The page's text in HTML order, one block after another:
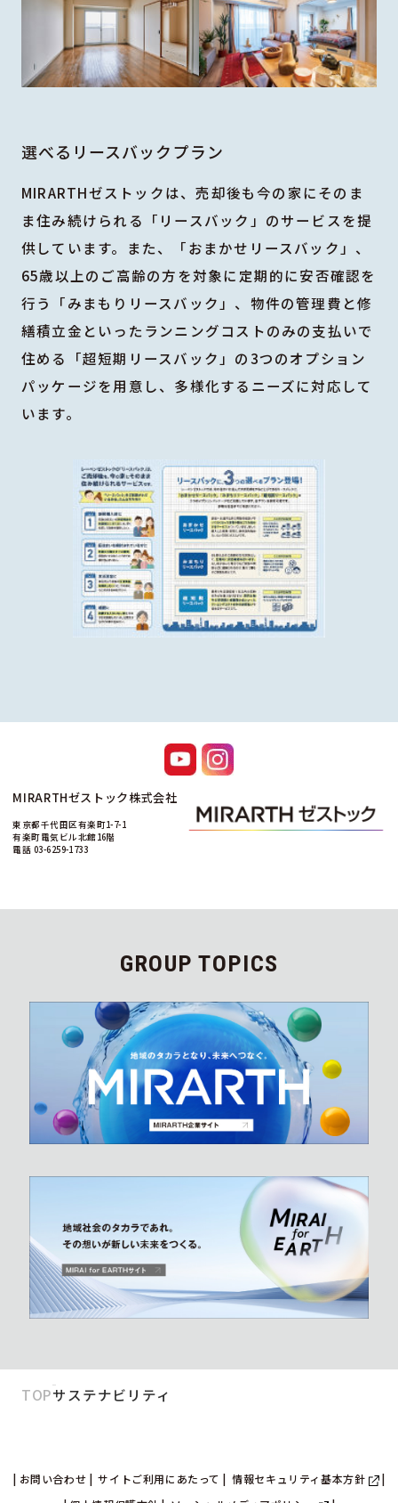
選べるリースバックプラン
MIRARTHゼストックは、売却後も今の家にそのま
ま住み続けられる「リースバック」のサービスを提
供しています。また、「おまかせリースバック」、
65歳以上のご高齢の方を対象に定期的に安否確認を
行う「みまもりリースバック」、物件の管理費と修
繕積立金といったランニングコストのみの支払いで
住める「超短期リースバック」の3つのオプション
パッケージを用意し、多様化するニーズに対応して
います。
MIRARTHゼストック株式会社
東京都千代田区有楽町1-7-1
有楽町電気ビル北館16階
電話 03-6259-1733
GROUP TOPICS
TOPサステナビリティ
お問い合わせ サイトご利用にあたって
情報セキュリティ基本方針